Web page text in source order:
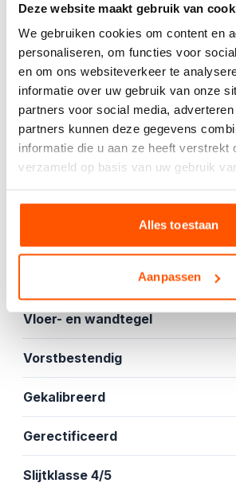
Deze website maakt gebruik van
We gebruiken cookies om content en
personaliseren, om functies voor
en om ons websiteverkeer te
informatie over uw gebruik van onze
partners voor social media,
partners kunnen deze gegevens
informatie die u aan ze heeft verstrekt
verzameld op basis van uw gebruik
Alles toestaan
Aanpassen
Kies het aantal:
Offerte aanvragen
Vloer- en wandtegel
Vorstbestendig
Gekalibreerd
Gerectificeerd
Slijtklasse 4/5